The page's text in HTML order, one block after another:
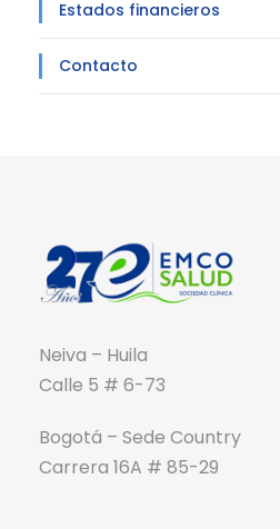
Estados financieros
Contacto
Neiva – Huila
Calle 5 # 6-73
Bogotá – Sede Country
Carrera 16A # 85-29